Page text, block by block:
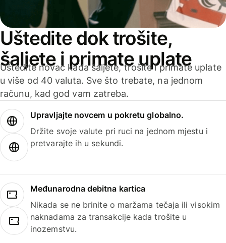
Uštedite dok trošite,
šaljete i primate uplate
Uštedite novac kada šaljete, trošite i primate uplate
u više od 40 valuta. Sve što trebate, na jednom
računu, kad god vam zatreba.
Upravljajte novcem u pokretu globalno.
Držite svoje valute pri ruci na jednom mjestu i
pretvarajte ih u sekundi.
Međunarodna debitna kartica
Nikada se ne brinite o maržama tečaja ili visokim
naknadama za transakcije kada trošite u
inozemstvu.